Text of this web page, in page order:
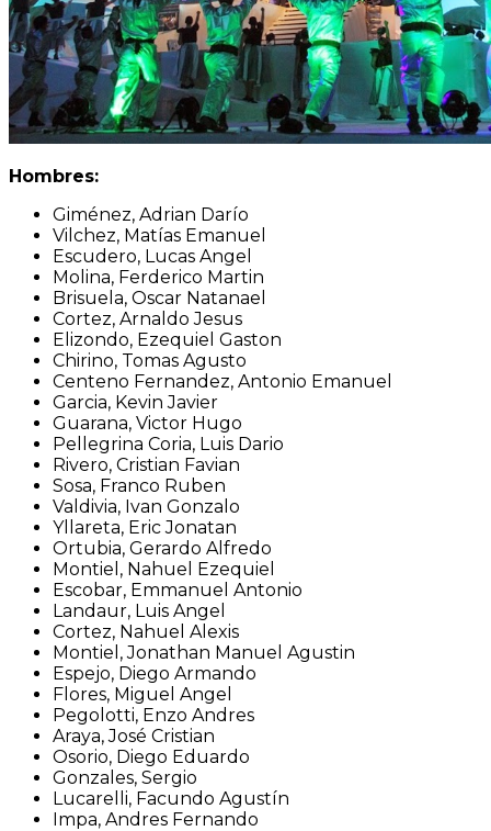
Hombres:
Giménez, Adrian Darío
Vilchez, Matías Emanuel
Escudero, Lucas Angel
Molina, Ferderico Martin
Brisuela, Oscar Natanael
Cortez, Arnaldo Jesus
Elizondo, Ezequiel Gaston
Chirino, Tomas Agusto
Centeno Fernandez, Antonio Emanuel
Garcia, Kevin Javier
Guarana, Victor Hugo
Pellegrina Coria, Luis Dario
Rivero, Cristian Favian
Sosa, Franco Ruben
Valdivia, Ivan Gonzalo
Yllareta, Eric Jonatan
Ortubia, Gerardo Alfredo
Montiel, Nahuel Ezequiel
Escobar, Emmanuel Antonio
Landaur, Luis Angel
Cortez, Nahuel Alexis
Montiel, Jonathan Manuel Agustin
Espejo, Diego Armando
Flores, Miguel Angel
Pegolotti, Enzo Andres
Araya, José Cristian
Osorio, Diego Eduardo
Gonzales, Sergio
Lucarelli, Facundo Agustín
Impa, Andres Fernando